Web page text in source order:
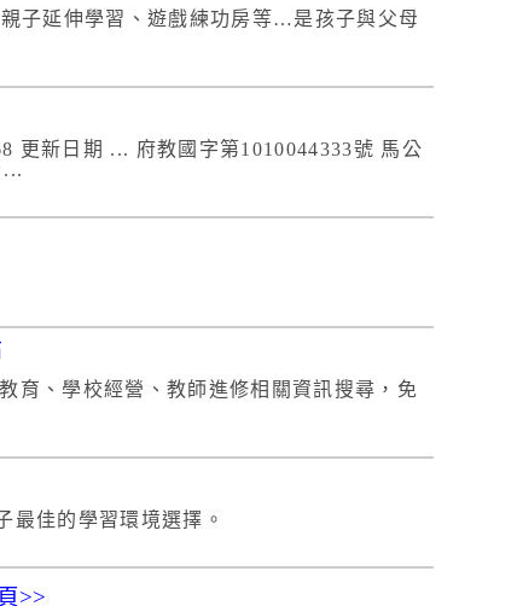
子延伸學習、遊戲練功房等…是孩子與父母
更新日期 ... 府教國字第1010044333號 馬公
...
育、學校經營、教師進修相關資訊搜尋，免
最佳的學習環境選擇。
>>